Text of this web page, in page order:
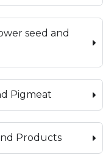
seed and
Pigmeat
Products